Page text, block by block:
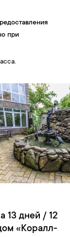
при
13 дней / 12
«Коралл-